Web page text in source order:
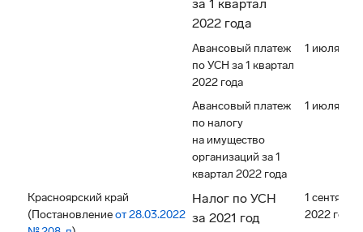
за 1 квартал
2022 года
Авансовый платеж
по УСН за 1 квартал
2022 года
1 июля
Авансовый платеж
по налогу
на имущество
организаций за 1
квартал 2022 года
1 июля
Красноярский край
(Постановлениеот 28.03.2022
Налог по УСН
за 2021 год
1 сентября
2022 года